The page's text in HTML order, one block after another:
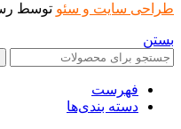
طراحی سایت و سئو توسط
بستن
فهرست
دسته بندی‌ها